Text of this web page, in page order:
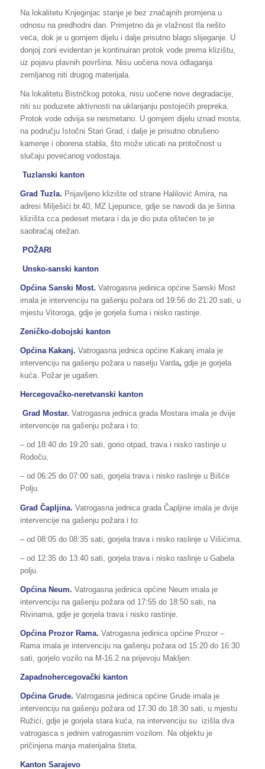
Na lokalitetu Knjeginjac stanje je bez značajnih promjena u
odnosu na predhodni dan. Primjetno da je vlažnost tla nešto
veća, dok je u gornjem dijelu i dalje prisutno blago slijeganje. U
donjoj zoni evidentan je kontinuiran protok vode prema klizištu,
uz pojavu plavnih površina. Nisu uočena nova odlaganja
zemljanog niti drugog materijala.
Na lokalitetu Bistričkog potoka, nisu uočene nove degradacije,
niti su poduzete aktivnosti na uklanjanju postojećih prepreka.
Protok vode odvija se nesmetano. U gornjem dijelu iznad mosta,
na području Istočni Stari Grad, i dalje je prisutno obrušeno
kamenje i oborena stabla, što može uticati na protočnost u
slučaju povećanog vodostaja.
Tuzlanski kanton
Grad Tuzla. Prijavljeno klizište od strane Halilović Amira, na
adresi Milješići br.40, MZ Ljepunice, gdje se navodi da je širina
klizišta cca pedeset metara i da je dio puta oštećen te je
saobraćaj otežan.
POŽARI
Unsko-sanski kanton
Općina Sanski Most. Vatrogasna jedinica općine Sanski Most
imala je intervenciju na gašenju požara od 19:56 do 21:20 sati, u
mjestu Vitoroga, gdje je gorjela šuma i nisko rastinje.
Zeničko-dobojski kanton
Općina Kakanj. Vatrogasna jednica općine Kakanj imala je
intervenciju na gašenju požara u naselju Varda, gdje je gorjela
kuća. Požar je ugašen.
Hercegovačko-neretvanski kanton
Grad Mostar. Vatrogasna jednica grada Mostara imala je dvije
intervencije na gašenju požara i to:
– od 18:40 do 19:20 sati, gorio otpad, trava i nisko rastinje u
Rodoču,
– od 06:25 do 07:00 sati, gorjela trava i nisko raslinje u Bišće
Polju.
Grad Čapljina. Vatrogasna jednica grada Čapljine imala je dvije
intervencije na gašenju požara i to:
– od 08:05 do 08:35 sati, gorjela trava i nisko raslinje u Višićima.
– od 12:35 do 13:40 sati, gorjela trava i nisko raslinje u Gabela
polju.
Općina Neum. Vatrogasna jedinica općine Neum imala je
intervenciju na gašenju požara od 17:55 do 18:50 sati, na
Rivinama, gdje je gorjela trava i nisko rastinje.
Općina Prozor Rama. Vatrogasna jedinica općine Prozor –
Rama imala je intervenciju na gašenju požara od 15:20 do 16:30
sati, gorjelo vozilo na M-16.2 na prijevoju Makljen.
Zapadnohercegovački kanton
Općina Grude. Vatrogasna jedinica općine Grude imala je
intervenciju na gašenju požara od 17:30 do 18:30 sati, u mjestu
Ružići, gdje je gorjela stara kuća, na intervenciju su izišla dva
vatrogasca s jednim vatrogasnim vozilom. Na objektu je
pričinjena manja materijalna šteta.
Kanton Sarajevo